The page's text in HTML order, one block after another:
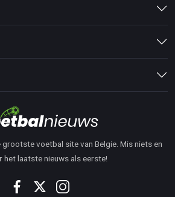
voetbal site van Belgie. Mis niets en
het laatste nieuws als eerste!